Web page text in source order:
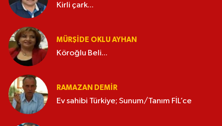
Kirli çark...
MÜRŞIDE OKLU AYHAN
Köroğlu Beli...
RAMAZAN DEMİR
Ev sahibi Türkiye; Sunum/Tanım FİL’ce